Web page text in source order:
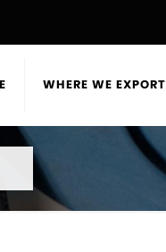
WHERE WE EXPORT